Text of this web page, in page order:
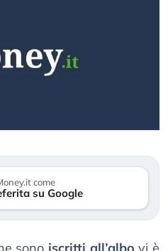
come
su Google